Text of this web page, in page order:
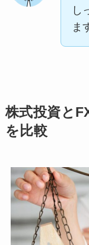
し
ま
株式投資と
を比較